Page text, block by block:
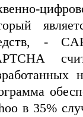
-
в 35%